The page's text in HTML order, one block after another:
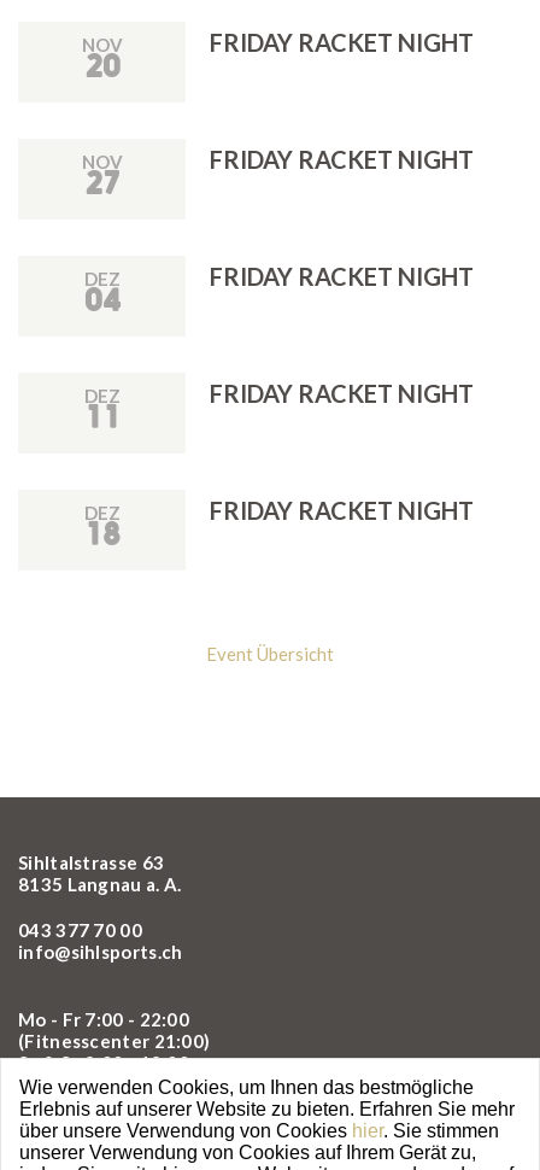
NOV
20
FRIDAY RACKET NIGHT
NOV
27
FRIDAY RACKET NIGHT
DEZ
04
FRIDAY RACKET NIGHT
DEZ
11
FRIDAY RACKET NIGHT
DEZ
18
FRIDAY RACKET NIGHT
Event Übersicht
Wie verwenden Cookies, um Ihnen das bestmögliche
Erlebnis auf unserer Website zu bieten. Erfahren Sie mehr
über unsere Verwendung von Cookies hier. Sie stimmen
unserer Verwendung von Cookies auf Ihrem Gerät zu,
Sihltalstrasse 63
8135 Langnau a. A.
043 377 70 00
info@sihlsports.ch
Mo - Fr 7:00 - 22:00
(Fitnesscenter 21:00)
Sa & So 8:00 - 18:00